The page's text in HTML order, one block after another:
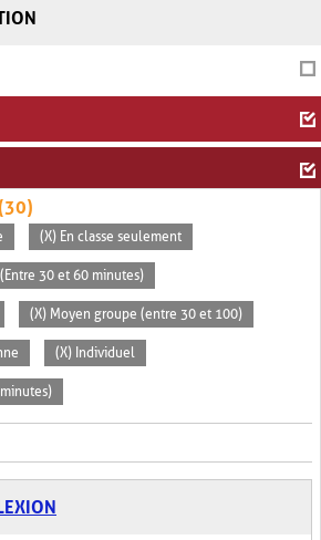
(X) En classe seulement
30 et 60 minutes)
(X) Moyen groupe (entre 30 et 100)
(X) Individuel